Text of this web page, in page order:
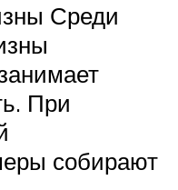
Среди
При
собирают